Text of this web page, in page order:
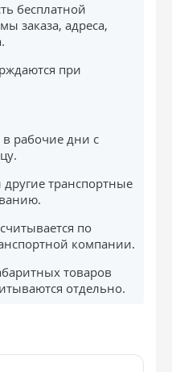
бесплатной
заказа, адреса,
при
в рабочие дни с
транспортные
по
компании.
товаров
отдельно.